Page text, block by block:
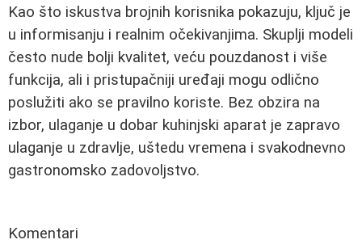
Kao što iskustva brojnih korisnika pokazuju, ključ je
u informisanju i realnim očekivanjima. Skuplji modeli
često nude bolji kvalitet, veću pouzdanost i više
funkcija, ali i pristupačniji uređaji mogu odlično
poslužiti ako se pravilno koriste. Bez obzira na
izbor, ulaganje u dobar kuhinjski aparat je zapravo
ulaganje u zdravlje, uštedu vremena i svakodnevno
gastronomsko zadovoljstvo.
Komentari